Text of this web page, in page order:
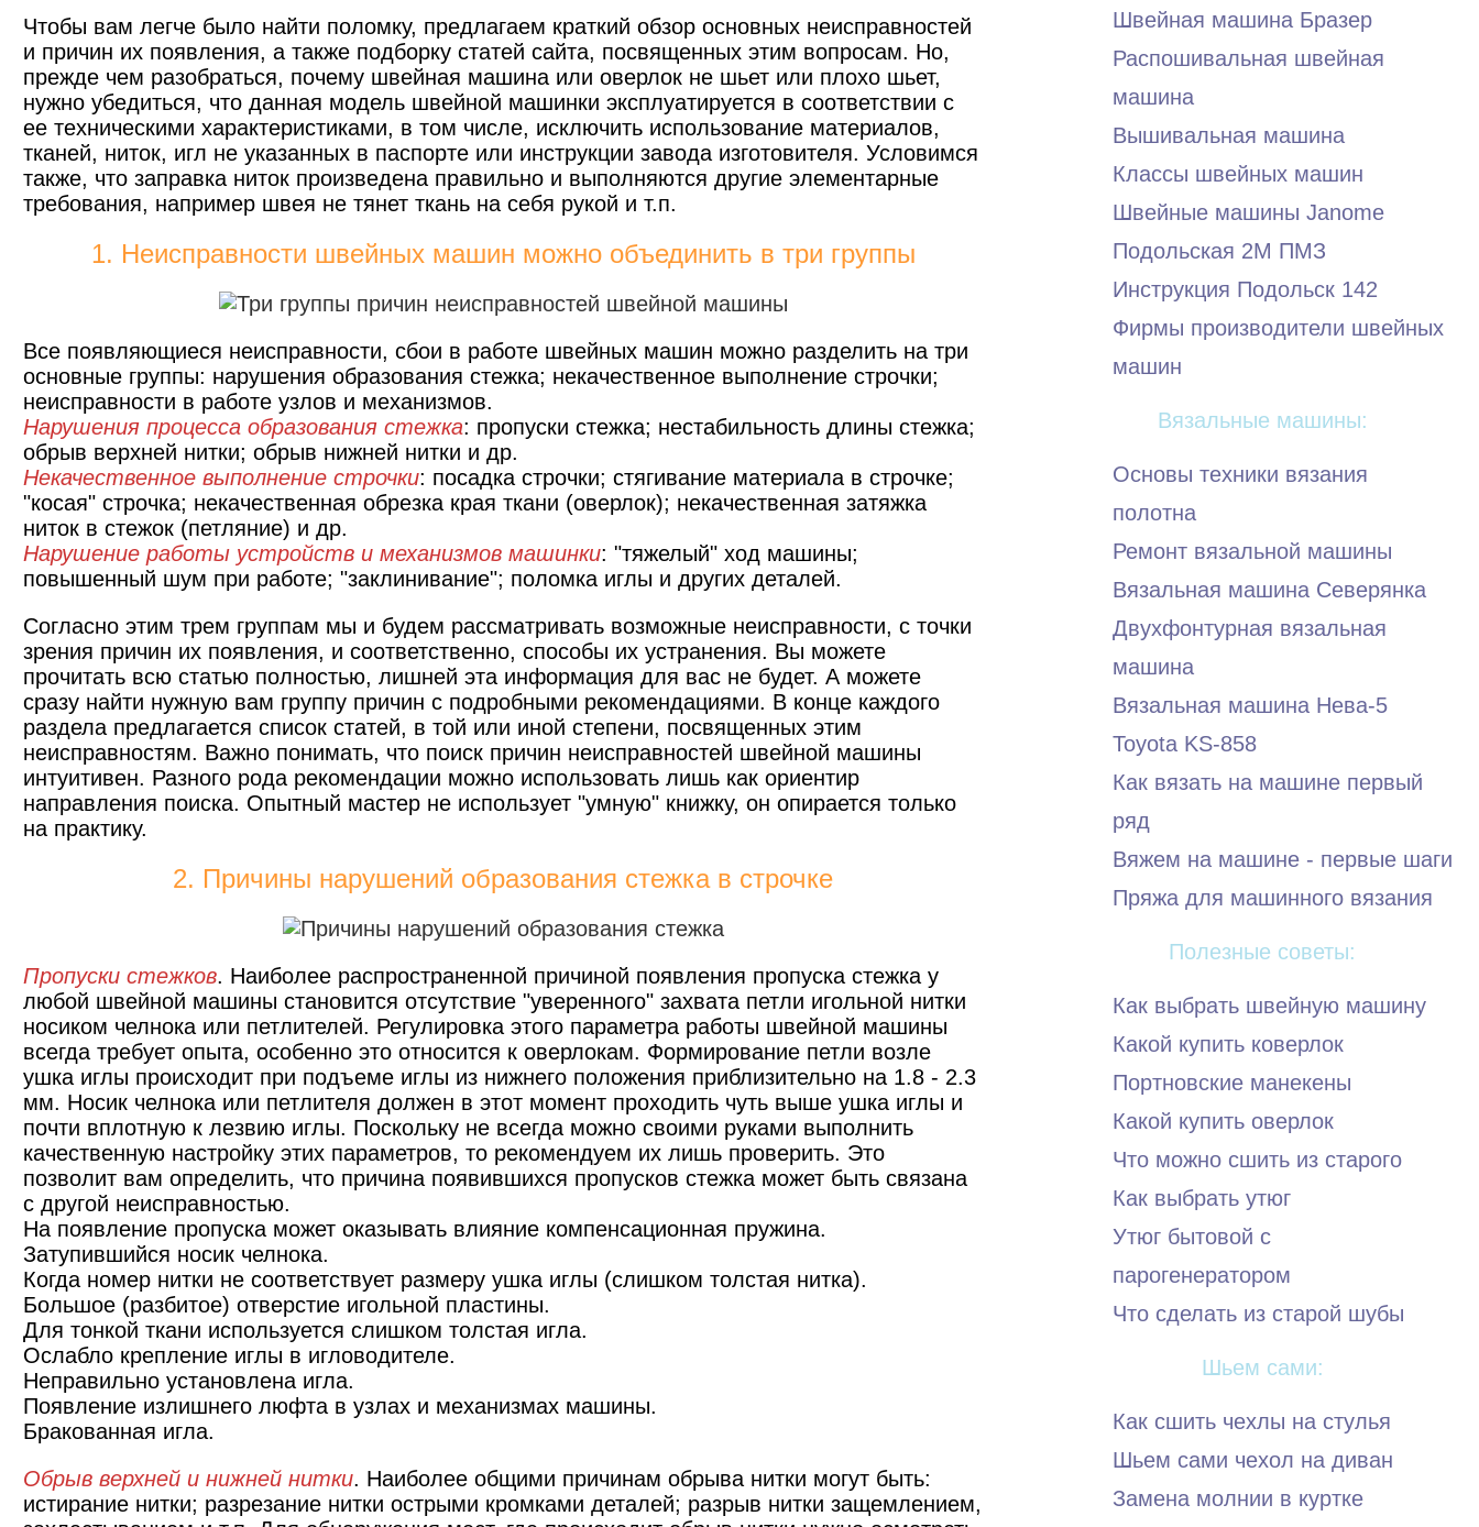
Чтобы вам легче было найти поломку, предлагаем краткий обзор основных неисправностей
и причин их появления, а также подборку статей сайта, посвященных этим вопросам. Но,
прежде чем разобраться, почему швейная машина или оверлок не шьет или плохо шьет,
нужно убедиться, что данная модель швейной машинки эксплуатируется в соответствии с
ее техническими характеристиками, в том числе, исключить использование материалов,
тканей, ниток, игл не указанных в паспорте или инструкции завода изготовителя. Условимся
также, что заправка ниток произведена правильно и выполняются другие элементарные
требования, например швея не тянет ткань на себя рукой и т.п.
1. Неисправности швейных машин можно объединить в три группы
Все появляющиеся неисправности, сбои в работе швейных машин можно разделить на три
основные группы: нарушения образования стежка; некачественное выполнение строчки;
неисправности в работе узлов и механизмов.
Нарушения процесса образования стежка: пропуски стежка; нестабильность длины стежка;
обрыв верхней нитки; обрыв нижней нитки и др.
Некачественное выполнение строчки: посадка строчки; стягивание материала в строчке;
"косая" строчка; некачественная обрезка края ткани (оверлок); некачественная затяжка
ниток в стежок (петляние) и др.
Нарушение работы устройств и механизмов машинки: "тяжелый" ход машины;
повышенный шум при работе; "заклинивание"; поломка иглы и других деталей.
Согласно этим трем группам мы и будем рассматривать возможные неисправности, с точки
зрения причин их появления, и соответственно, способы их устранения. Вы можете
прочитать всю статью полностью, лишней эта информация для вас не будет. А можете
сразу найти нужную вам группу причин с подробными рекомендациями. В конце каждого
раздела предлагается список статей, в той или иной степени, посвященных этим
неисправностям. Важно понимать, что поиск причин неисправностей швейной машины
интуитивен. Разного рода рекомендации можно использовать лишь как ориентир
направления поиска. Опытный мастер не использует "умную" книжку, он опирается только
на практику.
2. Причины нарушений образования стежка в строчке
Пропуски стежков. Наиболее распространенной причиной появления пропуска стежка у
любой швейной машины становится отсутствие "уверенного" захвата петли игольной нитки
носиком челнока или петлителей. Регулировка этого параметра работы швейной машины
всегда требует опыта, особенно это относится к оверлокам. Формирование петли возле
ушка иглы происходит при подъеме иглы из нижнего положения приблизительно на 1.8 - 2.3
мм. Носик челнока или петлителя должен в этот момент проходить чуть выше ушка иглы и
почти вплотную к лезвию иглы. Поскольку не всегда можно своими руками выполнить
качественную настройку этих параметров, то рекомендуем их лишь проверить. Это
позволит вам определить, что причина появившихся пропусков стежка может быть связана
с другой неисправностью.
На появление пропуска может оказывать влияние компенсационная пружина.
Затупившийся носик челнока.
Когда номер нитки не соответствует размеру ушка иглы (слишком толстая нитка).
Большое (разбитое) отверстие игольной пластины.
Для тонкой ткани используется слишком толстая игла.
Ослабло крепление иглы в игловодителе.
Неправильно установлена игла.
Появление излишнего люфта в узлах и механизмах машины.
Бракованная игла.
Обрыв верхней и нижней нитки. Наиболее общими причинам обрыва нитки могут быть:
истирание нитки; разрезание нитки острыми кромками деталей; разрыв нитки защемлением,
Швейная машина Бразер
Распошивальная швейная
машина
Вышивальная машина
Классы швейных машин
Швейные машины Janome
Подольская 2М ПМЗ
Инструкция Подольск 142
Фирмы производители швейных
машин
Вязальные машины:
Основы техники вязания
полотна
Ремонт вязальной машины
Вязальная машина Северянка
Двухфонтурная вязальная
машина
Вязальная машина Нева-5
Toyota KS-858
Как вязать на машине первый
ряд
Вяжем на машине - первые шаги
Пряжа для машинного вязания
Полезные советы:
Как выбрать швейную машину
Какой купить коверлок
Портновские манекены
Какой купить оверлок
Что можно сшить из старого
Как выбрать утюг
Утюг бытовой с
парогенератором
Что сделать из старой шубы
Шьем сами:
Как сшить чехлы на стулья
Шьем сами чехол на диван
Замена молнии в куртке